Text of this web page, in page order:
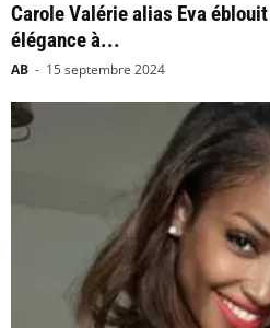
Carole Valérie alias Eva
élégance à...
AB - 15 septembre 2024